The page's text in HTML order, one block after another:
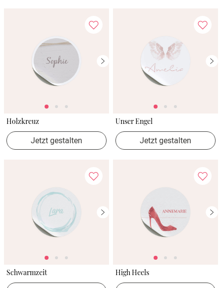
Holzkreuz
Jetzt gestalten
Unser Engel
Jetzt gestalten
Schwarmzeit High Heels